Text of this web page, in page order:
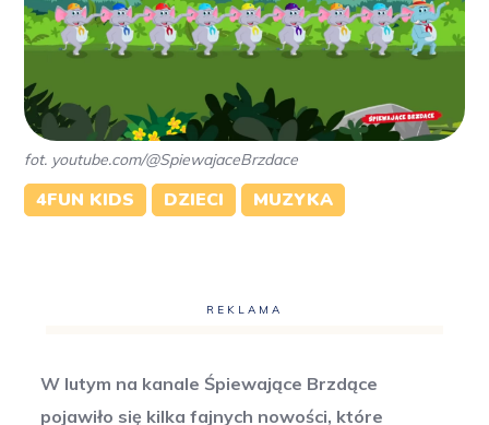
fot. youtube.com/@SpiewajaceBrzdace
4FUN KIDS DZIECI MUZYKA
REKLAMA
W lutym na kanale Śpiewające Brzdące
pojawiło się kilka fajnych nowości, które